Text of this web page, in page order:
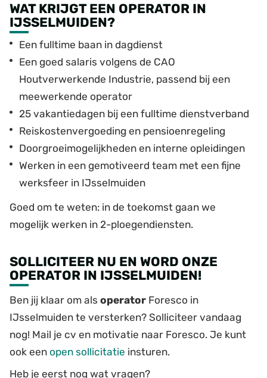
WAT KRIJGT EEN OPERATOR IN
IJSSELMUIDEN?
Een fulltime baan in dagdienst
Een goed salaris volgens de CAO
Houtverwerkende Industrie, passend bij een
meewerkende operator
25 vakantiedagen bij een fulltime dienstverband
Reiskostenvergoeding en pensioenregeling
Doorgroeimogelijkheden en interne opleidingen
Werken in een gemotiveerd team met een fijne
werksfeer in IJsselmuiden
Goed om te weten: in de toekomst gaan we
mogelijk werken in 2-ploegendiensten.
SOLLICITEER NU EN WORD ONZE
OPERATOR IN IJSSELMUIDEN!
Ben jij klaar om als operator Foresco in
IJsselmuiden te versterken? Solliciteer vandaag
nog! Mail je cv en motivatie naar Foresco. Je kunt
ook een open sollicitatie insturen.
Heb je eerst nog wat vragen?